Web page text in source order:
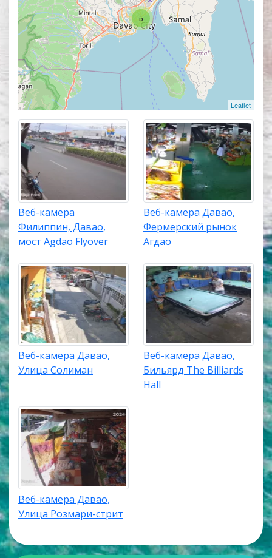
Популярные онлайн веб-камеры располагаются в
верхней части списка трансляций. Карта камер
покажет точное местоположение каждой веб-
камеры в городе Давао.
5
Leaflet
Веб-камера
Филиппин, Давао,
мост Agdao Flyover
Веб-камера Давао,
Фермерский рынок
Агдао
Веб-камера Давао,
Улица Солиман
Веб-камера Давао,
Бильярд The Billiards
Hall
Веб-камера Давао,
Улица Розмари-стрит